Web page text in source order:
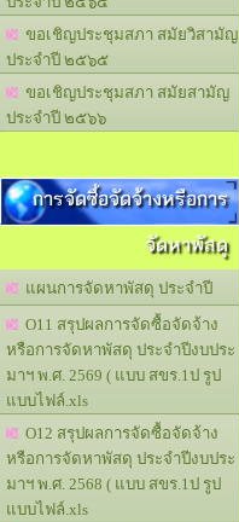
ขอเชิญประชุมสภา สมัยวิสามัญ
ประจำปี ๒๕๖๕
ขอเชิญประชุมสภา สมัยสามัญ
ประจำปี ๒๕๖๖
การจัดซื้อจัดจ้างหรือการ
จัดหาพัสดุ
แผนการจัดหาพัสดุ ประจำปี
O11 สรุปผลการจัดซื้อจัดจ้าง
หรือการจัดหาพัสดุ ประจำปีงบประ
มาฯ พ.ศ. 2569 ( แบบ สขร.1ป รูป
แบบไฟล์.xls
O12 สรุปผลการจัดซื้อจัดจ้าง
หรือการจัดหาพัสดุ ประจำปีงบประ
มาฯ พ.ศ. 2568 ( แบบ สขร.1ป รูป
แบบไฟล์.xls